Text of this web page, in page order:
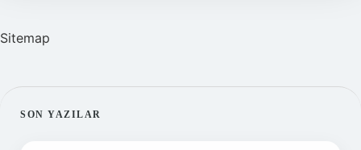
Sitemap
SIDEBAR
SON YAZILAR